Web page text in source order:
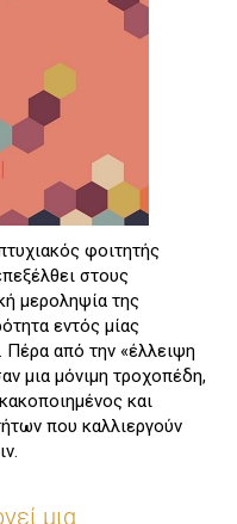
φοιτητής
στους
μεροληψία της
εντός μίας
Πέρα από την «έλλειψη
μια μόνιμη τροχοπέδη,
και
που καλλιεργούν
μια